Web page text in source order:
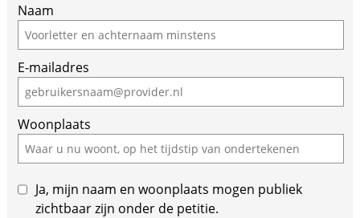
Naam
E-mailadres
Woonplaats
Ja, mijn naam en woonplaats mogen publiek
zichtbaar zijn onder de petitie.